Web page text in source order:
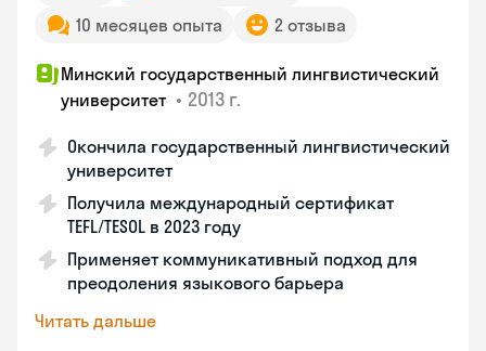
10 месяцев опыта
2 отзыва
Минский государственный лингвистический
университет • 2013 г.
Окончила государственный лингвистический
университет
Получила международный сертификат
TEFL/TESOL в 2023 году
Применяет коммуникативный подход для
преодоления языкового барьера
Читать дальше